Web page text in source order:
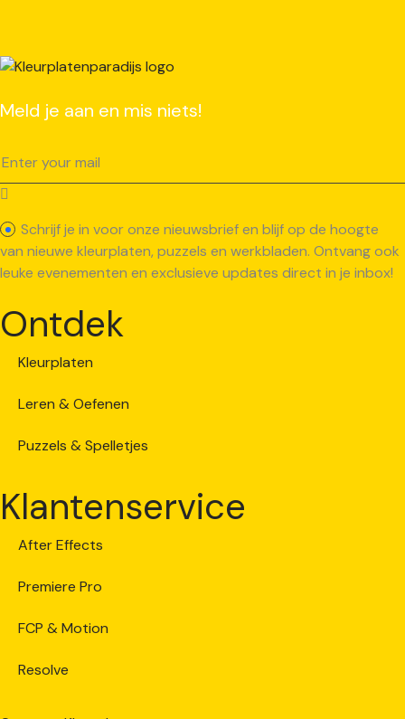
Meld je aan en mis niets!
Schrijf je in voor onze nieuwsbrief en blijf op de hoogte
van nieuwe kleurplaten, puzzels en werkbladen. Ontvang ook
leuke evenementen en exclusieve updates direct in je inbox!
Ontdek
Kleurplaten
Leren & Oefenen
Puzzels & Spelletjes
Klantenservice
After Effects
Premiere Pro
FCP & Motion
Resolve